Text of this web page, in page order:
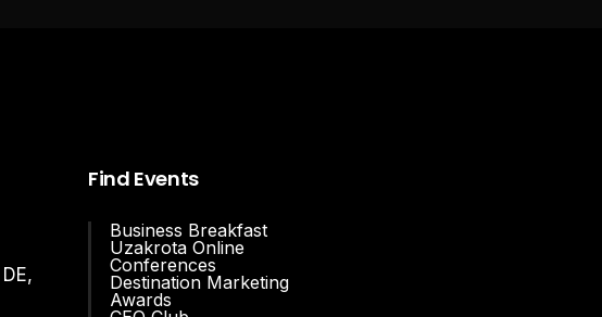
Find Events
Business Breakfast
Uzakrota Online
Conferences
Destination Marketing
Awards